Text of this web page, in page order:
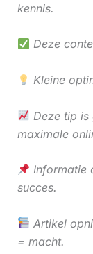
kennis.
Deze
Kleine
Deze tip
maximale
Informatie
succes.
Artikel
= macht.